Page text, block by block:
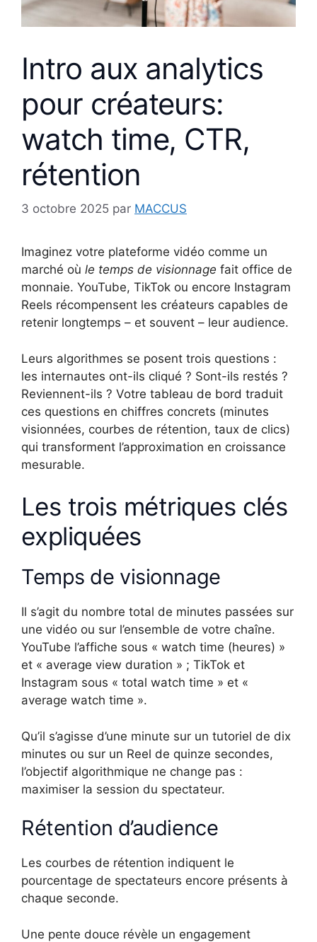
Intro aux analytics
pour créateurs:
watch time, CTR,
rétention
3 octobre 2025 par MACCUS
Imaginez votre plateforme vidéo comme un
marché où le temps de visionnage fait office de
monnaie. YouTube, TikTok ou encore Instagram
Reels récompensent les créateurs capables de
retenir longtemps – et souvent – leur audience.
Leurs algorithmes se posent trois questions :
les internautes ont-ils cliqué ? Sont-ils restés ?
Reviennent-ils ? Votre tableau de bord traduit
ces questions en chiffres concrets (minutes
visionnées, courbes de rétention, taux de clics)
qui transforment l’approximation en croissance
mesurable.
Les trois métriques clés
expliquées
Temps de visionnage
Il s’agit du nombre total de minutes passées sur
une vidéo ou sur l’ensemble de votre chaîne.
YouTube l’affiche sous « watch time (heures) »
et « average view duration » ; TikTok et
Instagram sous « total watch time » et «
average watch time ».
Qu’il s’agisse d’une minute sur un tutoriel de dix
minutes ou sur un Reel de quinze secondes,
l’objectif algorithmique ne change pas :
maximiser la session du spectateur.
Rétention d’audience
Les courbes de rétention indiquent le
pourcentage de spectateurs encore présents à
chaque seconde.
Une pente douce révèle un engagement